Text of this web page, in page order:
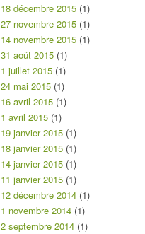
18 décembre 2015 (1)
27 novembre 2015 (1)
14 novembre 2015 (1)
31 août 2015 (1)
1 juillet 2015 (1)
24 mai 2015 (1)
16 avril 2015 (1)
1 avril 2015 (1)
19 janvier 2015 (1)
18 janvier 2015 (1)
14 janvier 2015 (1)
11 janvier 2015 (1)
12 décembre 2014 (1)
1 novembre 2014 (1)
2 septembre 2014 (1)